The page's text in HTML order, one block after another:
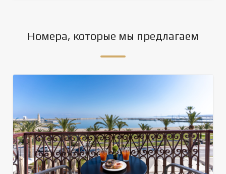
Номера, которые мы предлагаем